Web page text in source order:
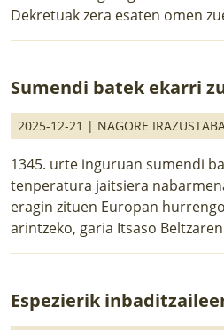
Dekretuak zera esaten omen
Sumendi batek ekarri
2025-12-21 | NAGORE
1345. urte inguruan sumendi
tenperatura jaitsiera
eragin zituen Europan
arintzeko, garia Itsaso
Espezierik